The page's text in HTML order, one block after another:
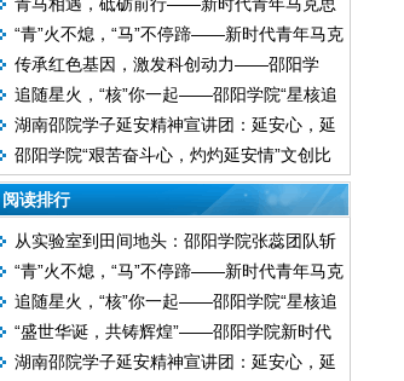
举行
青年马克思主义者研习会五史知识竞赛圆满
落幕
主义者研习会新生见面会圆满结束
“青”火不熄，“马”不停蹄——新时代青年马克
思主义者研习会开展社团招新活动
传承红色基因，激发科创动力——邵阳学
院“星核追光”青年宣讲队开展“两弹一星”精神
系列宣讲科普活动
追随星火，“核”你一起——邵阳学院“星核追
光”青年宣讲队携手新时代青年马克思主义者
研习会开展“两弹一星”精神系列宣讲活动
湖南邵院学子延安精神宣讲团：延安心，延
安情
邵阳学院“艰苦奋斗心，灼灼延安情”文创比
赛
阅读排行
从实验室到田间地头：邵阳学院张蕊团队斩
获省“三农”创业大赛一等奖，用益生菌技术
点“芥”成金
“青”火不熄，“马”不停蹄——新时代青年马克
思主义者研习会开展社团招新活动
追随星火，“核”你一起——邵阳学院“星核追
光”青年宣讲队携手新时代青年马克思主义者
研习会开展“两弹一星”精神系列宣讲活动
“盛世华诞，共铸辉煌”——邵阳学院新时代
青年马克思主义者研习会五史知识竞赛圆满
湖南邵院学子延安精神宣讲团：延安心，延